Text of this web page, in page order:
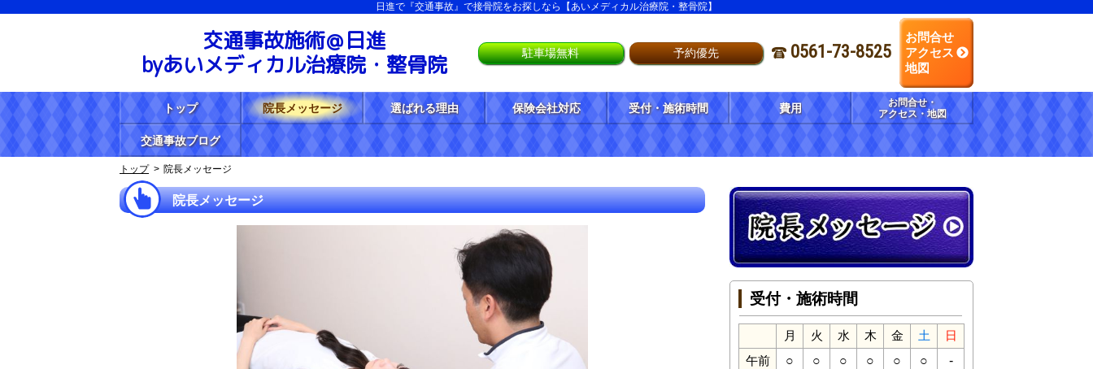
日進で『交通事故』で接骨院をお探しなら【あいメディカル治療院・整骨院】
交通事故施術＠日進
byあいメディカル治療院・整骨院
駐車場無料 予約優先 0561-73-8525
お問合せ
アクセス
地図
トップ 院長メッセージ 選ばれる理由 保険会社対応 受付・施術時間 費用
お問合せ・
アクセス・地図
交通事故ブログ
トップ 院長メッセージ
院長メッセージ
受付・施術時間
月 火 水 木 金 土
日
午前
○ ○ ○ ○ ○ ○ -